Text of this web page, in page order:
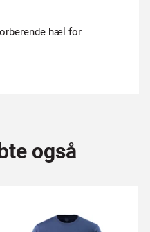
hæl for
også